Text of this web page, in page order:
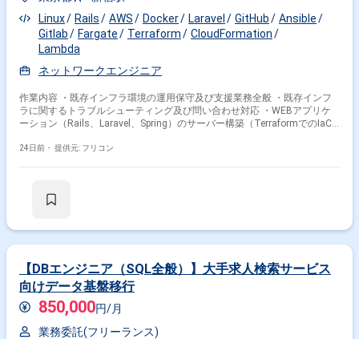
Linux
Rails AWS Docker Laravel GitHub
Ansible
Gitlab
Fargate Terraform
CloudFormation
Lambda
ネットワークエンジニア
作業内容 ・既存インフラ環境の運用保守及び支援業務全般 ・既存インフ
ラに関するトラブルシューティング及び問い合わせ対応 ・WEBアプリケ
ーション（Rails、Laravel、Spring）のサーバー構築（TerraformでのIaC
（TerraformでのIaC化） ・クラウド及びオンプレミス環境におけるセキュ
24日前・ 提供元: フリコン
【DBエンジニア（SQL全般）】大手求人検索サービス
向けデータ基盤移行
850,000円/月
業務委託(フリーランス)